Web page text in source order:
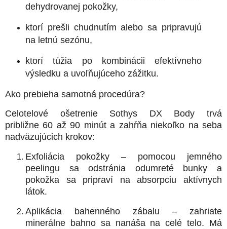
dehydrovanej pokožky,
ktorí prešli chudnutím alebo sa pripravujú
na letnú sezónu,
ktorí túžia po kombinácii efektívneho
výsledku a uvoľňujúceho zážitku.
Ako prebieha samotná procedúra?
Celotelové ošetrenie Sothys DX Body trvá
približne 60 až 90 minúta zahŕňa niekoľko na seba
nadväzujúcich krokov:
Exfoliácia pokožky – pomocou jemného
peelingu sa odstránia odumreté bunky a
pokožka sa pripraví na absorpciu aktívnych
látok.
Aplikácia bahenného zábalu – zahriate
minerálne bahno sa nanáša na celé telo. Má